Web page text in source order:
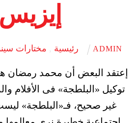
إيزيس
ADMIN رئيسية , مختارات
إعتقد البعض أن محمد رمضان
توكيل «البلطجة» فى الأفلام
غير صحيح، فـ«البلطجة»